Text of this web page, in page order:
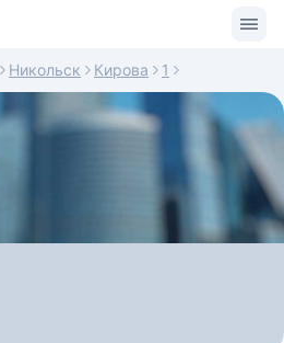
Никольск Кирова 1